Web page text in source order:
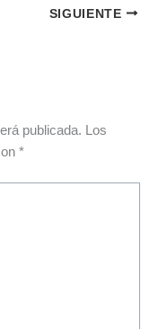
SIGUIENTE
publicada. Los
*